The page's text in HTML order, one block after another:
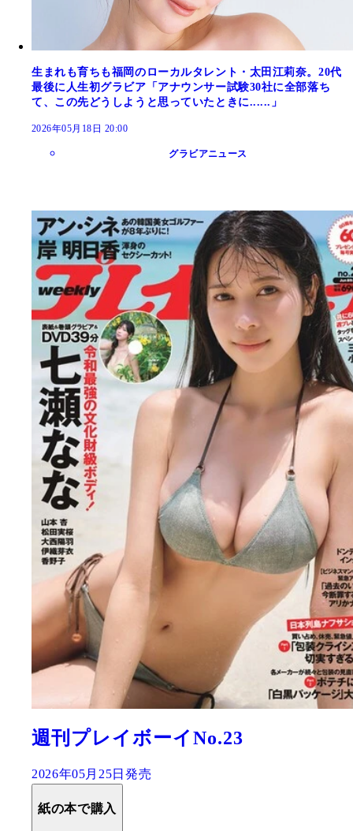
生まれも育ちも福岡のローカルタレント・太田江莉奈。20代
最後に人生初グラビア「アナウンサー試験30社に全部落ち
て、この先どうしようと思っていたときに......」
2026年05月18日 20:00
グラビアニュース
週刊プレイボーイNo.23
2026年05月25日発売
紙の本で購入